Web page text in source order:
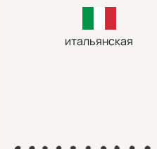
итальянская